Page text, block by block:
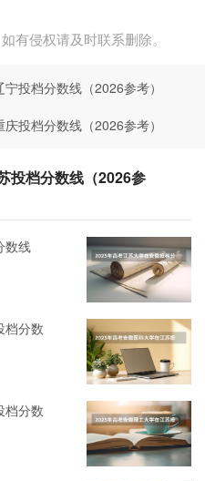
有侵权请及时联系删除。
投档分数线（2026参考）
投档分数线（2026参考）
投档分数线（2026参
数线
档分数
档分数